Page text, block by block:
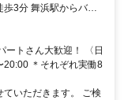
ートさん大歓迎！ 〈日
＊それぞれ実働8
いただきます。 ご検